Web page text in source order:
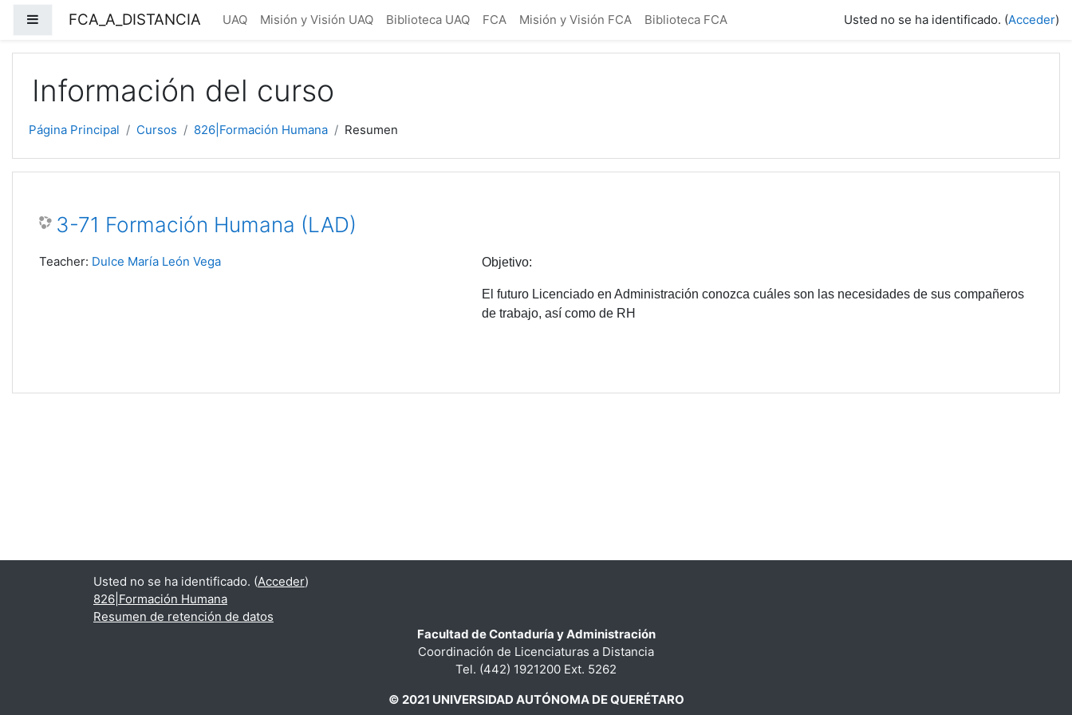
Panel lateral
FCA_A_DISTANCIA UAQ Misión y Visión UAQ Biblioteca UAQ FCA Misión y Visión FCA Biblioteca FCA Usted no se ha identificado. (Acceder)
Información del curso
Página Principal Cursos 826|Formación Humana Resumen
3-71 Formación Humana (LAD)
Objetivo:
El futuro Licenciado en Administración conozca cuáles son las necesidades de sus compañeros
de trabajo, así como de RH
Teacher: Dulce María León Vega
Usted no se ha identificado. (Acceder)
826|Formación Humana
Resumen de retención de datos
Facultad de Contaduría y Administración
Coordinación de Licenciaturas a Distancia
Tel. (442) 1921200 Ext. 5262
© 2021 UNIVERSIDAD AUTÓNOMA DE QUERÉTARO